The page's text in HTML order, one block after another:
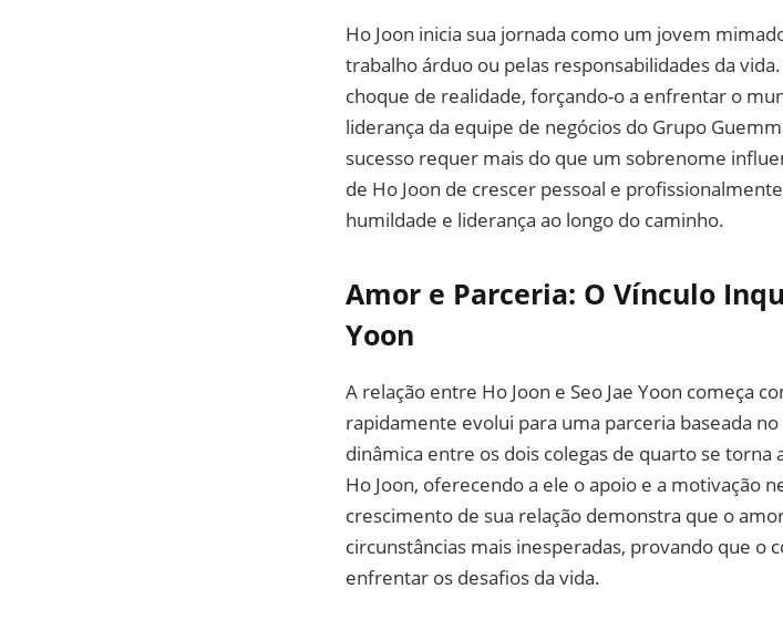
Ho Joon inicia sua jornada como um jovem
trabalho árduo ou pelas responsabilidades da
choque de realidade, forçando-o a enfrentar o
liderança da equipe de negócios do Grupo
sucesso requer mais do que um sobrenome
de Ho Joon de crescer pessoal e
humildade e liderança ao longo do caminho.
Amor e Parceria: O Vínculo
Yoon
A relação entre Ho Joon e Seo Jae Yoon começa
rapidamente evolui para uma parceria baseada
dinâmica entre os dois colegas de quarto se
Ho Joon, oferecendo a ele o apoio e a motivação
crescimento de sua relação demonstra que o
circunstâncias mais inesperadas, provando que o
enfrentar os desafios da vida.